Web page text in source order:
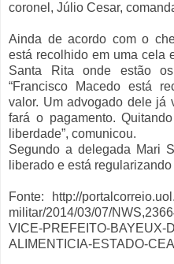
coronel, Júlio Cesar,
Ainda de acordo com o
está recolhido em uma cela
Santa Rita onde estão
“Francisco Macedo está
valor. Um advogado dele já
fará o pagamento.
liberdade”, comunicou.
Segundo a delegada Mari
liberado e está
Fonte: http://
militar/2014/03/07/
VICE-PREFEITO-BAYEUX-
ALIMENTICIA-ESTADO-